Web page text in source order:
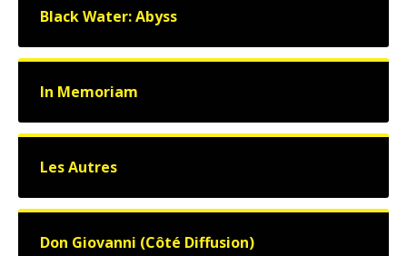
Black Water: Abyss
In Memoriam
Les Autres
Don Giovanni (Côté Diffusion)